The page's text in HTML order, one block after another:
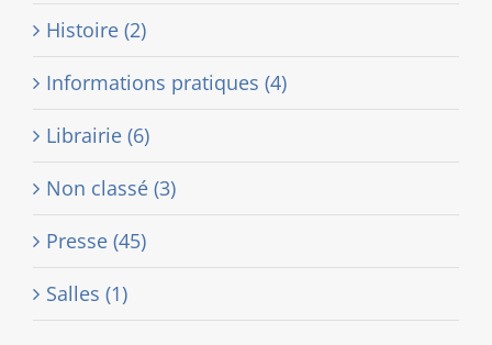
Histoire (2)
Informations pratiques (4)
Librairie (6)
Non classé (3)
Presse (45)
Salles (1)